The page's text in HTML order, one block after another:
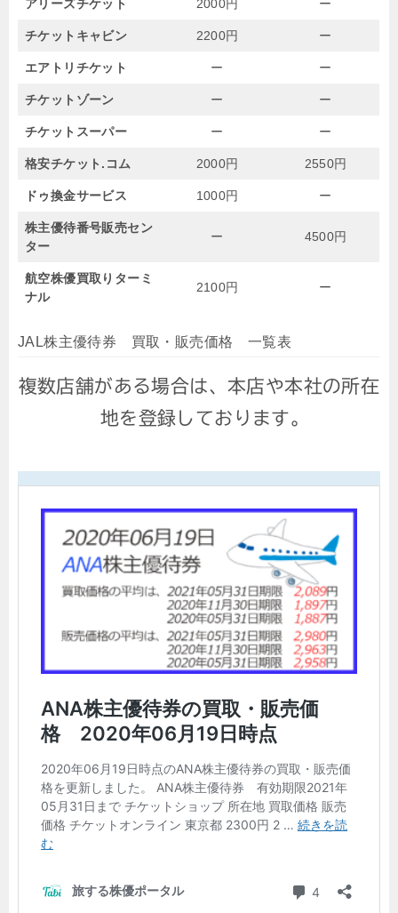
アリーズチケット 2000円 ー
チケットキャビン 2200円 ー
エアトリチケット ー ー
チケットゾーン ー ー
チケットスーパー ー ー
格安チケット.コム 2000円 2550円
ドゥ換金サービス 1000円 ー
株主優待番号販売セン
ター
ー 4500円
航空株優買取りターミ
ナル
2100円 ー
JAL株主優待券 買取・販売価格 一覧表
複数店舗がある場合は、本店や本社の所在
地を登録しております。